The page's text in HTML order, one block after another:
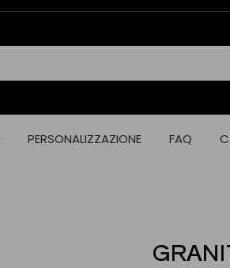
PERSONALIZZAZIONE FAQ